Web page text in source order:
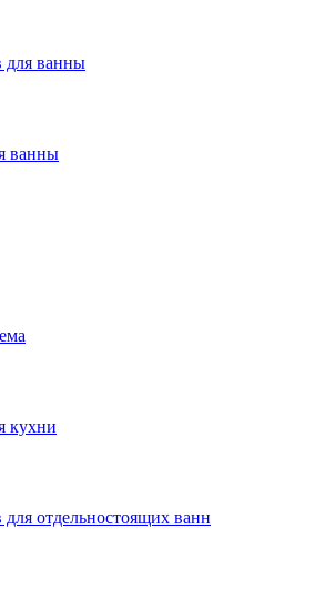
для ванны
ванны
кухни
отдельностоящих ванн